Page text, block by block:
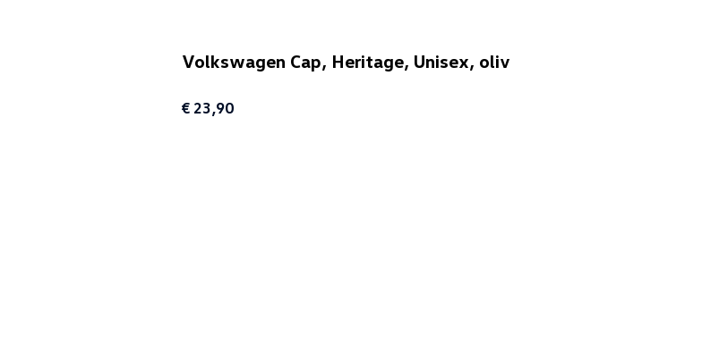
Volkswagen Cap, Heritage, Unisex, oliv
€ 23,90